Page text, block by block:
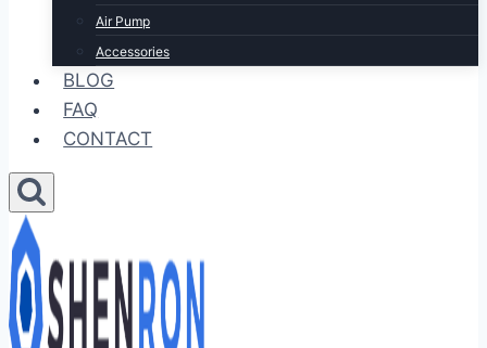
Air Pump
Accessories
BLOG
FAQ
CONTACT